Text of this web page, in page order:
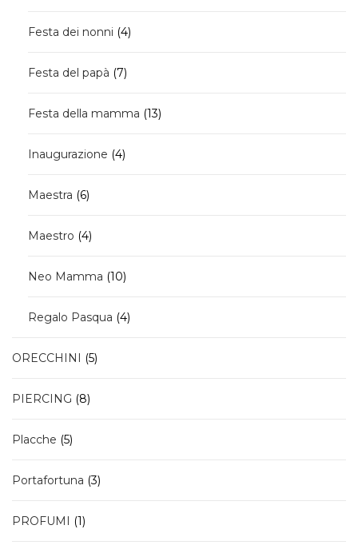
Festa dei nonni 44
Festa del papà 77
Festa della mamma 1313
Inaugurazione 44
Maestra
66
Maestro 44
Neo Mamma 1010
Regalo Pasqua 44
ORECCHINI
55
PIERCING
88
Placche 55
Portafortuna 33
PROFUMI
11